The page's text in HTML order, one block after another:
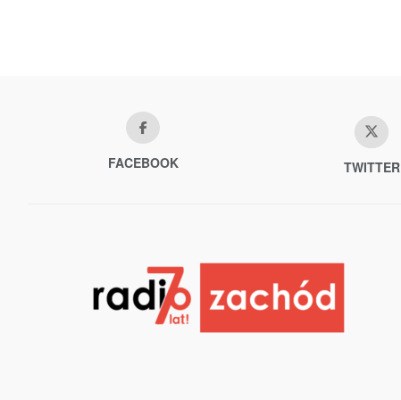
FACEBOOK TWITTER